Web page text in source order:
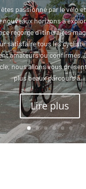
êtes passionné par le vélo
nouveaux horizons à
regorge d'itinéraires
satisfaire tous les
amateurs ou confirmés.
nous allons vous
plus beaux parcours à...
Lire plus